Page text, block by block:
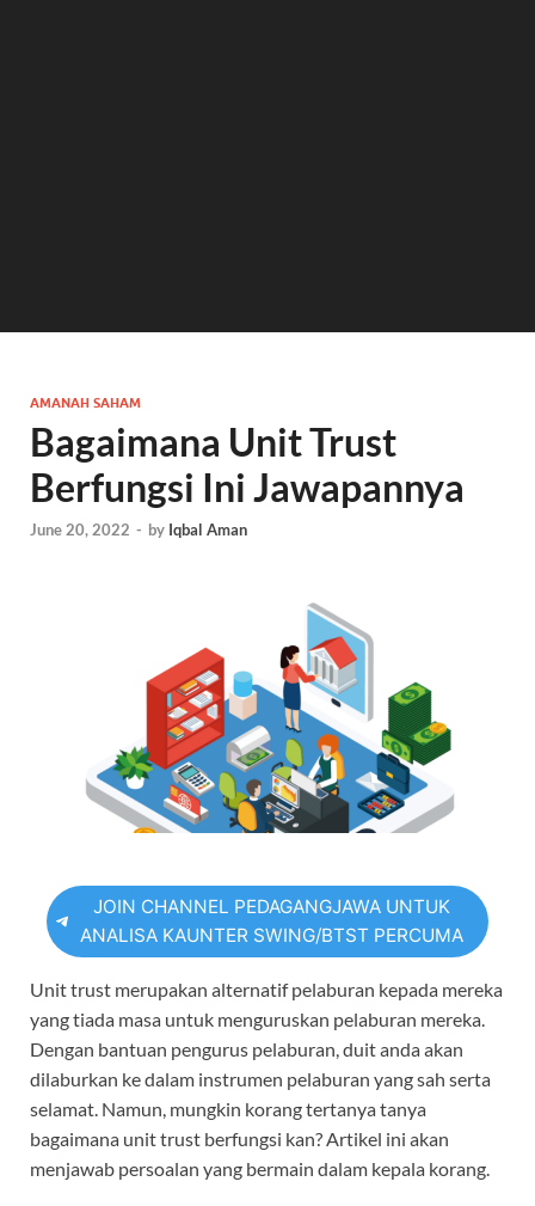
AMANAH SAHAM
Bagaimana Unit Trust
Berfungsi Ini Jawapannya
June 20, 2022 - by Iqbal Aman
JOIN CHANNEL PEDAGANGJAWA UNTUK
ANALISA KAUNTER SWING/BTST PERCUMA
Unit trust merupakan alternatif pelaburan kepada mereka
yang tiada masa untuk menguruskan pelaburan mereka.
Dengan bantuan pengurus pelaburan, duit anda akan
dilaburkan ke dalam instrumen pelaburan yang sah serta
selamat. Namun, mungkin korang tertanya tanya
bagaimana unit trust berfungsi kan? Artikel ini akan
menjawab persoalan yang bermain dalam kepala korang.